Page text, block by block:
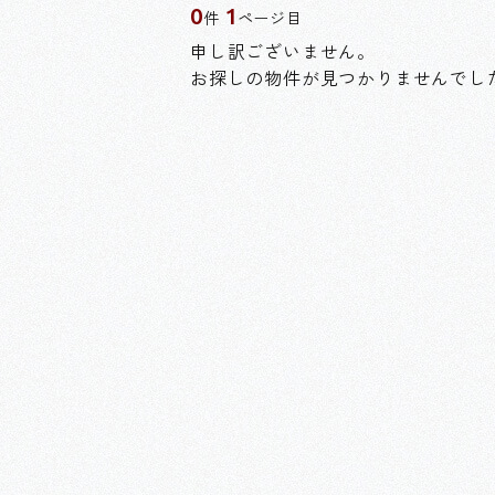
0件 1 ページ目
申し訳ございません。
お探しの物件が見つかりませんでし